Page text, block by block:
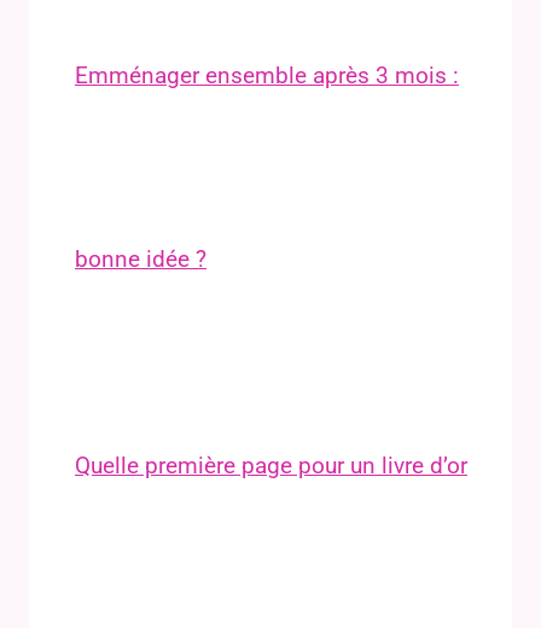
Emménager ensemble après 3 mois :
bonne idée ?
Quelle première page pour un livre d’or